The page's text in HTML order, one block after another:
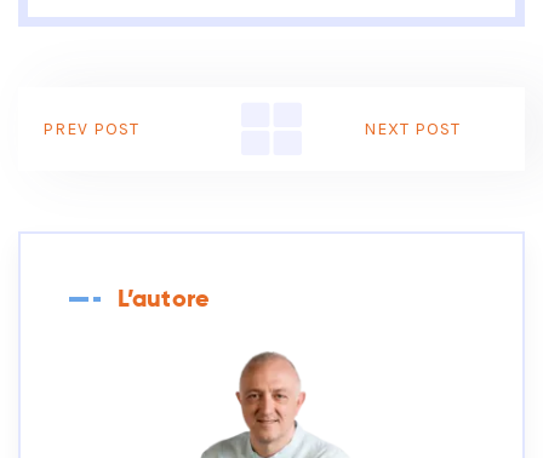
PREV POST NEXT POST
L’autore